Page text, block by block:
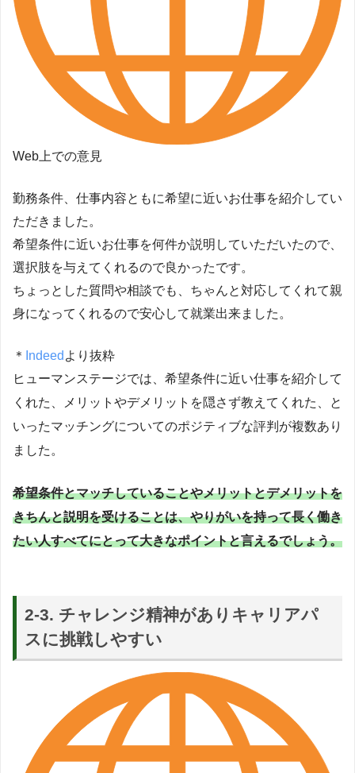
Web上での意見
勤務条件、仕事内容ともに希望に近いお仕事を紹介してい
ただきました。
希望条件に近いお仕事を何件か説明していただいたので、
選択肢を与えてくれるので良かったです。
ちょっとした質問や相談でも、ちゃんと対応してくれて親
身になってくれるので安心して就業出来ました。
＊ Indeed より抜粋
ヒューマンステージでは、希望条件に近い仕事を紹介して
くれた、メリットやデメリットを隠さず教えてくれた、と
いったマッチングについてのポジティブな評判が複数あり
ました。
希望条件とマッチしていることやメリットとデメリットを
きちんと説明を受けることは、やりがいを持って長く働き
たい人すべてにとって大きなポイントと言えるでしょう。
2-3. チャレンジ精神がありキャリアパ
スに挑戦しやすい